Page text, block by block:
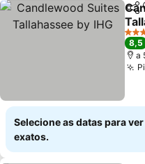
Ver
3
8,5
a
Selecione as datas para
exatos.